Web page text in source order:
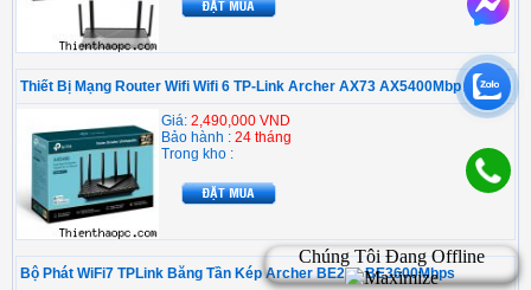
Thiết Bị Mạng Router Wifi Wifi 6 TP-Link Archer AX73 AX5400Mbps
Giá: 2,490,000 VND
Bảo hành : 24 tháng
Trong kho :
Bộ Phát WiFi7 TPLink Băng Tần Kép Archer BE220 BE3600Mbps